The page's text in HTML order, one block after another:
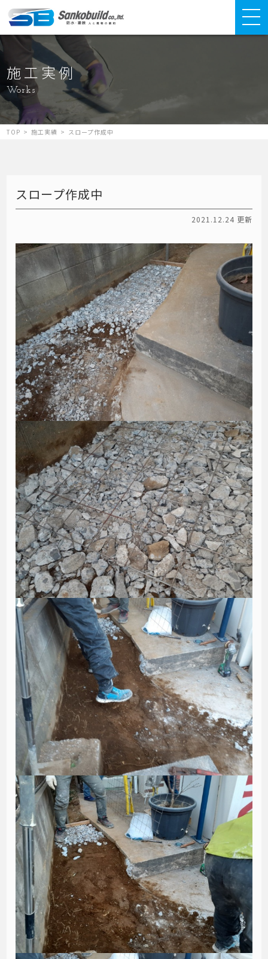
施工実例
Works
TOP > 施工実績 > スロープ作成中
スロープ作成中
2021.12.24 更新